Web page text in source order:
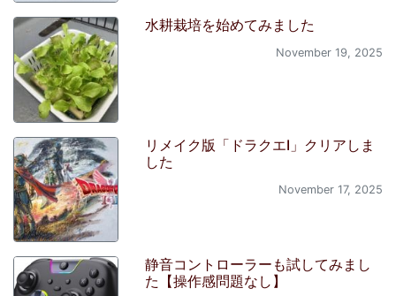
水耕栽培を始めてみました
November 19, 2025
リメイク版「ドラクエI」クリアしま
した
November 17, 2025
静音コントローラーも試してみまし
た【操作感問題なし】